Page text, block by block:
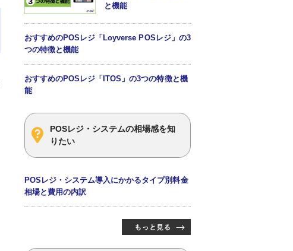
と機能
おすすめのPOSレジ「Loyverse POSレジ」の3
つの特徴と機能
おすすめのPOSレジ「ITOS」の3つの特徴と機
能
POSレジ・システムの相場感を知
りたい
POSレジ・システム導入にかかるタイプ別料金
相場と費用の内訳